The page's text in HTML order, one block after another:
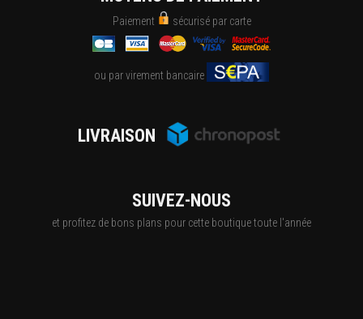
Paiement sécurisé par carte
ou par virement bancaire
LIVRAISON
SUIVEZ-NOUS
et profitez de bons plans pour cette boutique toute l'année